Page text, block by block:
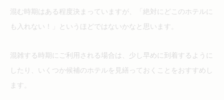
混む時期はある程度決まっていますが、「絶対にどこのホテルに
も入れない！」というほどではないかなと思います。
混雑する時期にご利用される場合は、少し早めに到着するように
したり、いくつか候補のホテルを見繕っておくことをおすすめし
ます。